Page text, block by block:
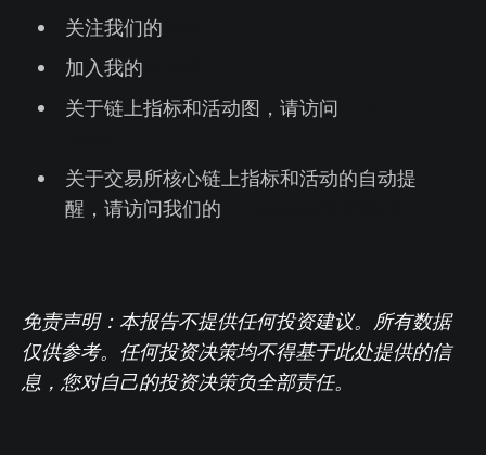
关注我们的
加入我的
关于链上指标和活动图，请访问
关于交易所核心链上指标和活动的自动提
醒，请访问我们的
免责声明：本报告不提供任何投资建议。所有数据
仅供参考。任何投资决策均不得基于此处提供的信
息，您对自己的投资决策负全部责任。